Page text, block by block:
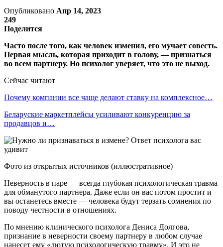
Опубликовано Апр 14, 2023
249
Поделится
Часто после того, как человек изменил, его мучает совесть.
Первая мысль, которая приходит в голову, — признаться
во всем партнеру. Но психолог уверяет, что это не выход.
Сейчас читают
Почему компании все чаще делают ставку на комплексное…
Беларуские маркетплейсы усиливают конкуренцию за
продавцов и…
Фото из открытых источников (иллюстративное)
Неверность в паре — всегда глубокая психологическая травма
для обманутого партнера. Даже если он вас потом простит и
вы останетесь вместе — человека будут терзать сомнения по
поводу честности в отношениях.
По мнению клинического психолога Дениса Долгова,
признание в неверности своему партнеру в любом случае
нанесет ему «лютую психологическую травму». И это не